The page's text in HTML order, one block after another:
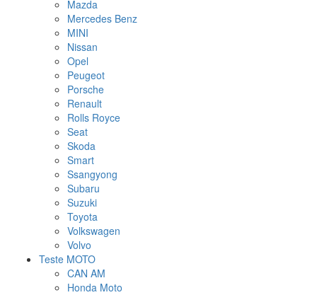
Mazda
Mercedes Benz
MINI
Nissan
Opel
Peugeot
Porsche
Renault
Rolls Royce
Seat
Skoda
Smart
Ssangyong
Subaru
Suzuki
Toyota
Volkswagen
Volvo
Teste MOTO
CAN AM
Honda Moto